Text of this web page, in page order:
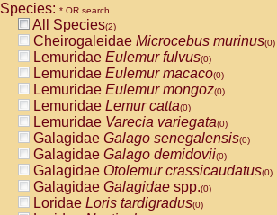
Species: * OR search
All Species(2)
Cheirogaleidae Microcebus murinus(0)
Lemuridae Eulemur fulvus(0)
Lemuridae Eulemur macaco(0)
Lemuridae Eulemur mongoz(0)
Lemuridae Lemur catta(0)
Lemuridae Varecia variegata(0)
Galagidae Galago senegalensis(0)
Galagidae Galago demidovii(0)
Galagidae Otolemur crassicaudatus(0)
Galagidae Galagidae spp.(0)
Loridae Loris tardigradus(0)